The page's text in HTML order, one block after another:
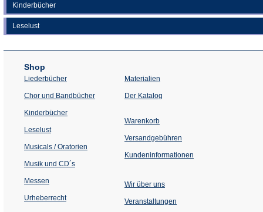
Kinderbücher
Leselust
Shop
Liederbücher
Chor und Bandbücher
Kinderbücher
Leselust
Musicals / Oratorien
Musik und CD´s
Messen
Urheberrecht
Materialien
Der Katalog
Warenkorb
Versandgebühren
Kundeninformationen
Wir über uns
Veranstaltungen